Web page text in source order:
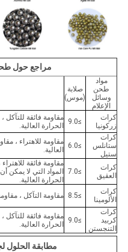
مراجع حول
مواد
طحن
وسائل
الإعلام
صلابة
(موس)
كرات
زركونيا
≥9.0
مقاومة فائقة
الحرارة العالية.
كرات
ستانلس
ستيل
≥6.0
مقاومة للاهتراء ،
العالية.
كرات
العقيق
≥7.0
مقاومة فائقة
المواد التي لا يمكن
الحرارة العالية.
كرات
الألومينا
≥8.5
مقاومة التآكل ،
كرات
كربيد
التنجستن
≥9.0
مقاومة فائقة
الحرارة العالية.
مطابقة الحلول